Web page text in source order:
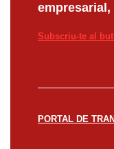
Subscriu-te al
PORTAL DE